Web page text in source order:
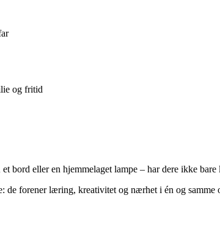
og fritid
bord eller en hjemmelaget lampe – har dere ikke
de forener læring, kreativitet og nærhet i én og